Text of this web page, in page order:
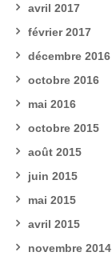
avril 2017
février 2017
décembre 2016
octobre 2016
mai 2016
octobre 2015
août 2015
juin 2015
mai 2015
avril 2015
novembre 2014